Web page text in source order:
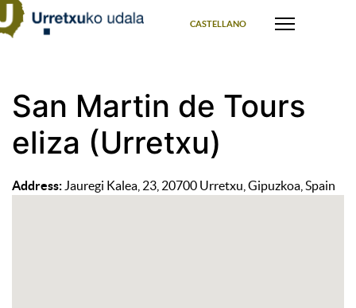
CASTELLANO
San Martin de Tours
eliza (Urretxu)
Address: Jauregi Kalea, 23, 20700 Urretxu, Gipuzkoa, Spain